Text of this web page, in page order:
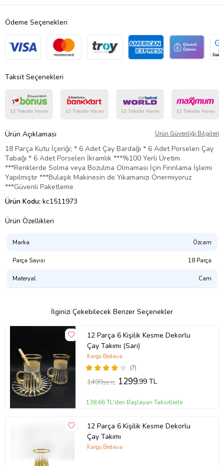
Ödeme Seçenekleri
Taksit Seçenekleri
Ürün Açıklaması Ürün Güvenliği Bilgileri
18 Parça Kutu İçeriği; * 6 Adet Çay Bardağı * 6 Adet Porselen Çay
Tabağı * 6 Adet Porselen İkramlık ***%100 Yerli Üretim
***Renklerde Solma veya Bozulma Olmaması İçin Fırınlama İşlemi
Yapılmıştır ***Bulaşık Makinesin de Yıkamanızı Önermiyoruz
***Güvenli Paketleme
Ürün Kodu: kc1511973
Ürün Özellikleri
Marka Özcam
Parça Sayısı 18 Parça
Materyal Cam
İlginizi Çekebilecek Benzer Seçenekler
12 Parça 6 Kişilik Kesme Dekorlu
Çay Takımı (Sarı)
(7)
Kargo Bedava
1499,99 TL 1299,99 TL
138,66 TL'den Başlayan Taksitlerle
12 Parça 6 Kişilik Kesme Dekorlu
Çay Takımı
Kargo Bedava